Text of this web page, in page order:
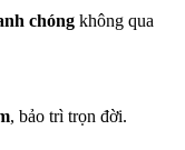
chóng không qua
, bảo trì trọn đời.